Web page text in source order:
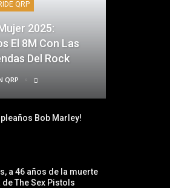
QRP
2025:
El 8M Con Las
Del Rock
QRP
Bob Marley!
a 46 años de la muerte
The Sex Pistols